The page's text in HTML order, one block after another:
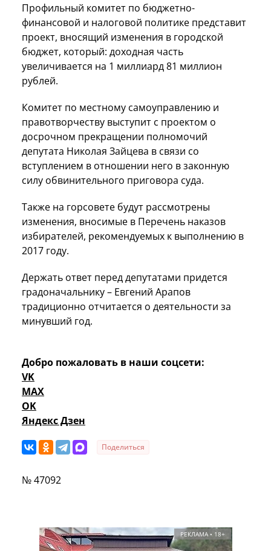
Профильный комитет по бюджетно-
финансовой и налоговой политике представит
проект, вносящий изменения в городской
бюджет, который: доходная часть
увеличивается на 1 миллиард 81 миллион
рублей.
Комитет по местному самоуправлению и
правотворчеству выступит с проектом о
досрочном прекращении полномочий
депутата Николая Зайцева в связи со
вступлением в отношении него в законную
силу обвинительного приговора суда.
Также на горсовете будут рассмотрены
изменения, вносимые в Перечень наказов
избирателей, рекомендуемых к выполнению в
2017 году.
Держать ответ перед депутатами придется
градоначальнику – Евгений Арапов
традиционно отчитается о деятельности за
минувший год.
Добро пожаловать в наши соцсети:
VK
MAX
OK
Яндекс Дзен
Поделиться
№ 47092
РЕКЛАМА • 18+